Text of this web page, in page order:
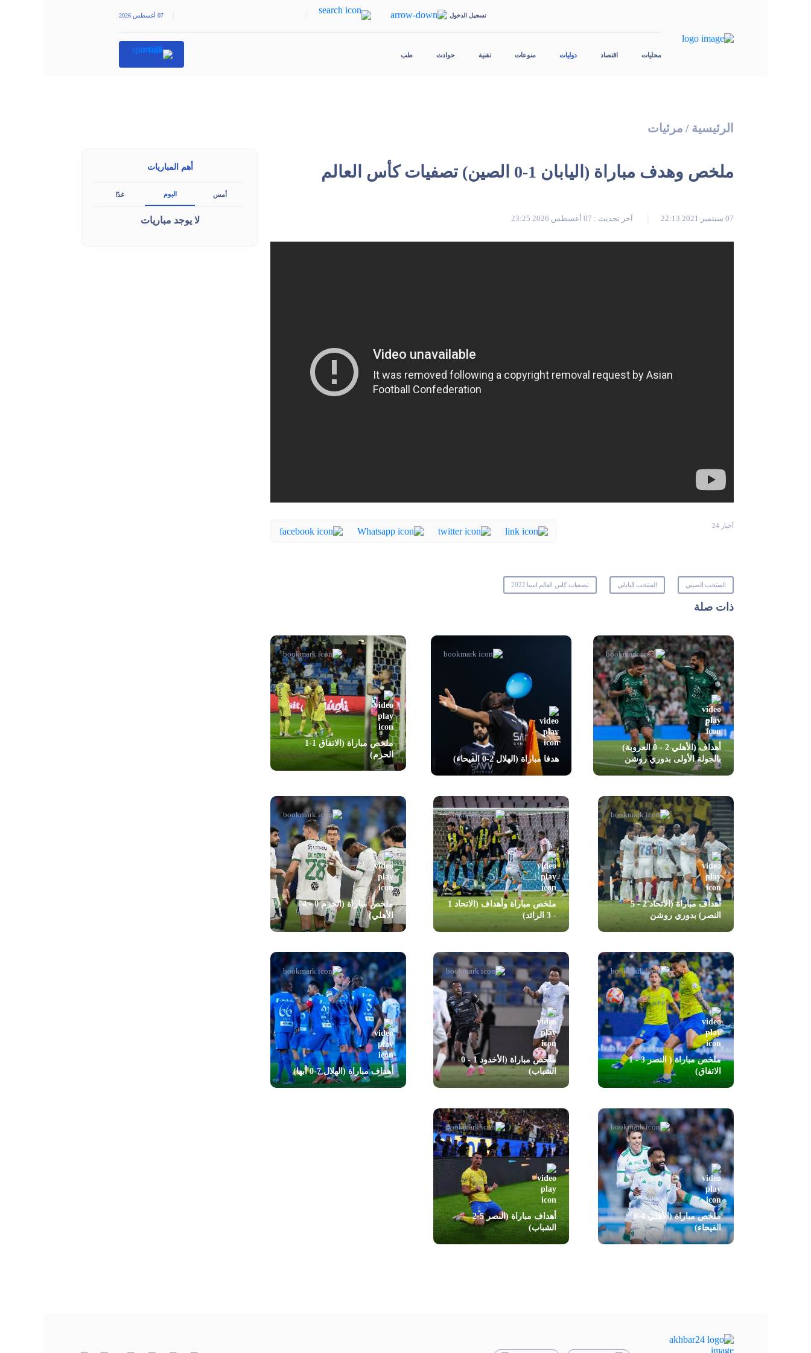
تسجيل الدخول 07 أغسطس 2026
محليات اقتصاد دوليات منوعات تقنية حوادث طب
الرئيسية / مرئيات
ملخص وهدف مباراة (اليابان 1-0 الصين) تصفيات كأس العالم
07 سبتمبر 2021 22:13 آخر تحديث : 07 أغسطس 2026 23:25
أخبار 24
المنتخب الصيني المنتخب الياباني تصفيات كاس العالم اسيا 2022
ذات صلة
أهداف (الأهلي 2 - 0 العروبة)
بالجولة الأولى بدوري روشن
هدفا مباراة (الهلال 2-0 الفيحاء)
ملخص مباراة (الاتفاق 1-1
الحزم)
أهداف مباراة (الاتحاد 2 - 5
النصر) بدوري روشن
ملخص مباراة وأهداف (الاتحاد 1
- 3 الرائد)
ملخص مباراة (الحزم 0 - 4
الأهلي)
ملخص مباراة ( النصر 3 - 1
الاتفاق)
ملخص مباراة (الأخدود 1 - 0
الشباب)
أهداف مباراة (الهلال 7-0 أبها)
ملخص مباراة (الأهلي 4-0
الفيحاء)
أهداف مباراة (النصر 5-2
الشباب)
أهم المباريات
أمس اليوم غدًا
لا يوجد مباريات